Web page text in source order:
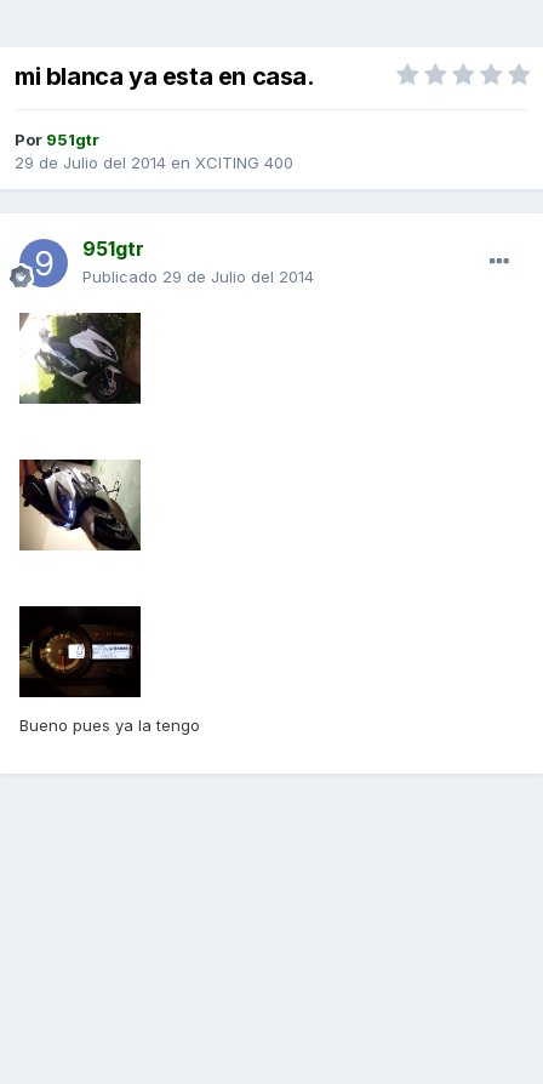
mi blanca ya esta en casa.
Por 951gtr
29 de Julio del 2014 en XCITING 400
951gtr
Publicado 29 de Julio del 2014
Bueno pues ya la tengo